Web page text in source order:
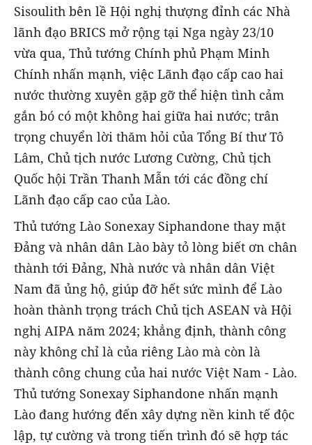
Sisoulith bên lề Hội nghị thượng đỉnh các Nhà
lãnh đạo BRICS mở rộng tại Nga ngày 23/10
vừa qua, Thủ tướng Chính phủ Phạm Minh
Chính nhấn mạnh, việc Lãnh đạo cấp cao hai
nước thường xuyên gặp gỡ thể hiện tình cảm
gắn bó có một không hai giữa hai nước; trân
trọng chuyển lời thăm hỏi của Tổng Bí thư Tô
Lâm, Chủ tịch nước Lương Cường, Chủ tịch
Quốc hội Trần Thanh Mẫn tới các đồng chí
Lãnh đạo cấp cao của Lào.
Thủ tướng Lào Sonexay Siphandone thay mặt
Đảng và nhân dân Lào bày tỏ lòng biết ơn chân
thành tới Đảng, Nhà nước và nhân dân Việt
Nam đã ủng hộ, giúp đỡ hết sức mình để Lào
hoàn thành trọng trách Chủ tịch ASEAN và Hội
nghị AIPA năm 2024; khẳng định, thành công
này không chỉ là của riêng Lào mà còn là
thành công chung của hai nước Việt Nam - Lào.
Thủ tướng Sonexay Siphandone nhấn mạnh
Lào đang hướng đến xây dựng nền kinh tế độc
lập, tự cường và trong tiến trình đó sẽ hợp tác